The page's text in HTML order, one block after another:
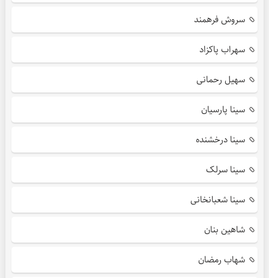
سروش فرهمند
سهراب پاکزاد
سهیل رحمانی
سینا پارسیان
سینا درخشنده
سینا سرلک
سینا شعبانخانی
شاهین بنان
شهاب رمضان